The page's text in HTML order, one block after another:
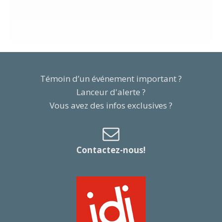
Témoin d’un événement important ?
Lanceur d'alerte ?
Vous avez des infos exclusives ?
Contactez-nous!